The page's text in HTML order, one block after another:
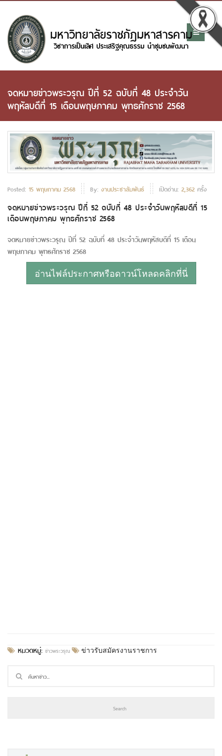
จดหมายข่าวพระวรุณ ปีที่ 52 ฉบับที่ 48 ประจำวัน
พฤหัสบดีที่ 15 เดือนพฤษภาคม พุทธศักราช 2568
Posted: 15 พฤษภาคม 2568 By: งานประชาสัมพันธ์ เปิดอ่าน: 2,362 ครั้ง
จดหมายข่าวพระวรุณ ปีที่ 52 ฉบับที่ 48 ประจำวันพฤหัสบดีที่ 15
เดือนพฤษภาคม พุทธศักราช 2568
จดหมายข่าวพระวรุณ ปีที่ 52 ฉบับที่ 48 ประจำวันพฤหัสบดีที่ 15 เดือน
พฤษภาคม พุทธศักราช 2568
อ่านไฟล์ประกาศหรือดาวน์โหลดคลิกที่นี่
หมวดหมู่: ข่าวพระวรุณ ข่าวรับสมัครงานราชการ